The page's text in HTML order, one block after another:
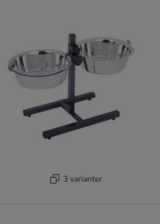
3 varianter